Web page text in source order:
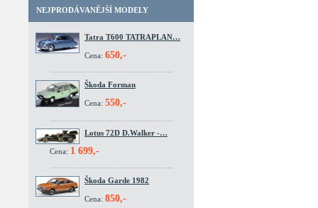
NEJPRODÁVANĚJŠÍ MODELY
Tatra T600 TATRAPLAN…
Cena: 650,-
Škoda Forman
Cena: 550,-
Lotus 72D D.Walker -…
Cena: 1 699,-
Škoda Garde 1982
Cena: 850,-